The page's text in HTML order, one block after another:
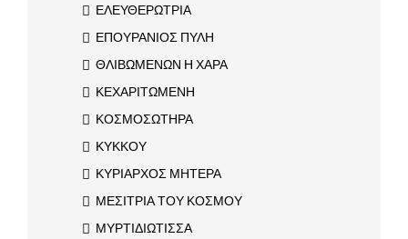
ΕΛΕΥΘΕΡΩΤΡΙΑ
ΕΠΟΥΡΑΝΙΟΣ ΠΥΛΗ
ΘΛΙΒΩΜΕΝΩΝ Η ΧΑΡΑ
ΚΕΧΑΡΙΤΩΜΕΝΗ
ΚΟΣΜΟΣΩΤΗΡΑ
ΚΥΚΚΟΥ
ΚΥΡΙΑΡΧΟΣ ΜΗΤΕΡΑ
ΜΕΣΙΤΡΙΑ ΤΟΥ ΚΟΣΜΟΥ
ΜΥΡΤΙΔΙΩΤΙΣΣΑ